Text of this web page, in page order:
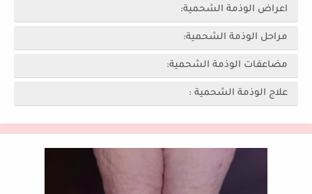
اعراض الوذمة الشحمية:
مراحل الوذمة الشحمية:
مضاعفات الوذمة الشحمية:
علاج الوذمة الشحمية :